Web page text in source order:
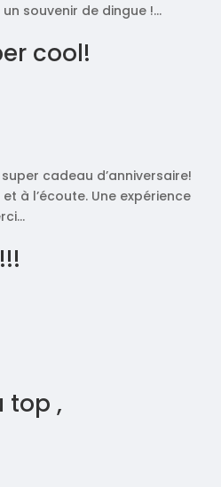
souvenir de dingue !…
cool!
cadeau d’anniversaire!
à l’écoute. Une expérience
…
top ,